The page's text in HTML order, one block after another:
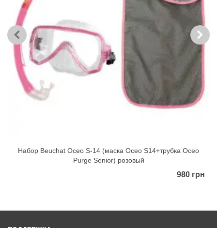
Набор Beuchat Oceo S-14 (маска Oceo S14+трубка Oceo
Purge Senior) розовый
980 грн